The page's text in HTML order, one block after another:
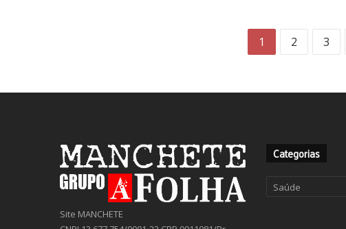
1 2 3
Site MANCHETE
Categorias
Categorias